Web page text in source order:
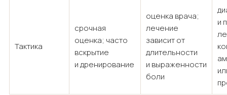
Тактика
срочная
оценка; часто
вскрытие
и дренирование
оценка врача;
лечение
зависит от
длительности
и выраженности
боли
и